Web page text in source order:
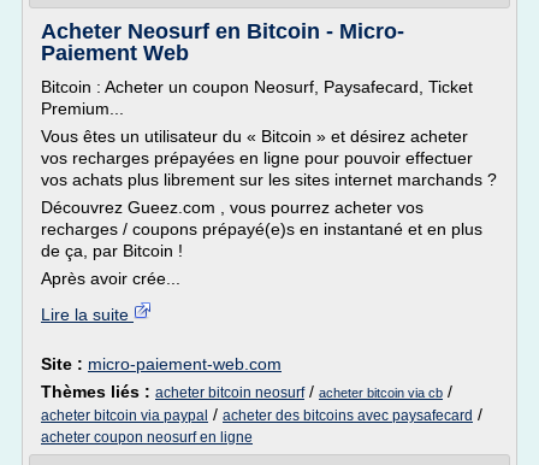
Acheter Neosurf en Bitcoin - Micro-
Paiement Web
Bitcoin : Acheter un coupon Neosurf, Paysafecard, Ticket
Premium...
Vous êtes un utilisateur du « Bitcoin » et désirez acheter
vos recharges prépayées en ligne pour pouvoir effectuer
vos achats plus librement sur les sites internet marchands ?
Découvrez Gueez.com , vous pourrez acheter vos
recharges / coupons prépayé(e)s en instantané et en plus
de ça, par Bitcoin !
Après avoir crée...
Lire la suite
Site : micro-paiement-web.com
Thèmes liés : acheter bitcoin neosurf/ acheter bitcoin via cb /
acheter bitcoin via paypal / acheter des bitcoins avec paysafecard /
acheter coupon neosurf en ligne